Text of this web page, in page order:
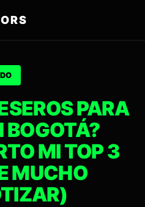
PARA
BOGOTÁ?
MI TOP 3
MUCHO